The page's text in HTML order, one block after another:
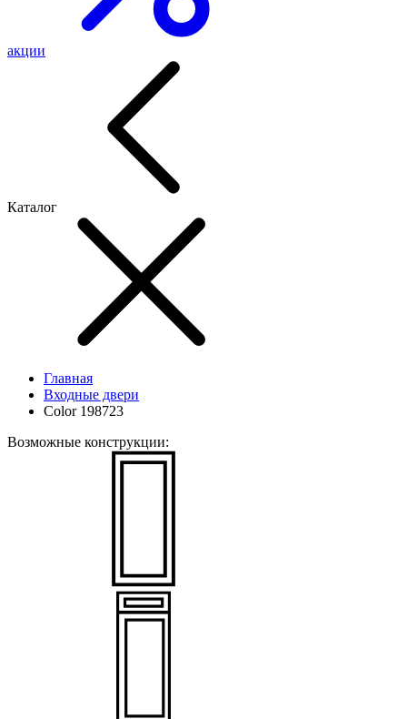
акции
Каталог
Главная
Входные двери
Color 198723
Возможные конструкции: